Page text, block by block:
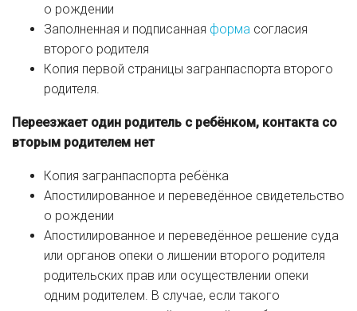
о рождении
Заполненная и подписанная форма согласия
второго родителя
Копия первой страницы загранпаспорта второго
родителя.
Переезжает один родитель с ребёнком, контакта со
вторым родителем нет
Копия загранпаспорта ребёнка
Апостилированное и переведённое свидетельство
о рождении
Апостилированное и переведённое решение суда
или органов опеки о лишении второго родителя
родительских прав или осуществлении опеки
одним родителем. В случае, если такого